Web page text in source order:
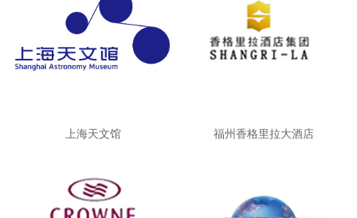
上海天文馆 福州香格里拉大酒店